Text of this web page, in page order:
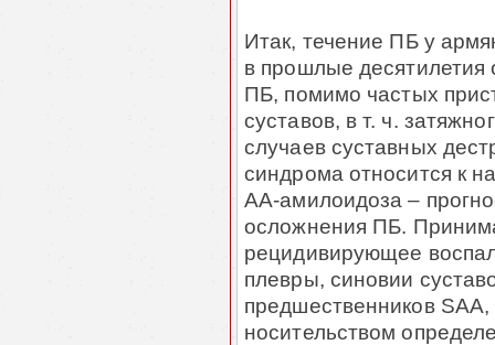
Итак, течение ПБ у
в прошлые десятилетия
ПБ, помимо частых
суставов, в т. ч.
случаев суставных
синдрома относится к
AA-амилоидоза –
осложнения ПБ.
рецидивирующее
плевры, синовии
предшественников
носительством